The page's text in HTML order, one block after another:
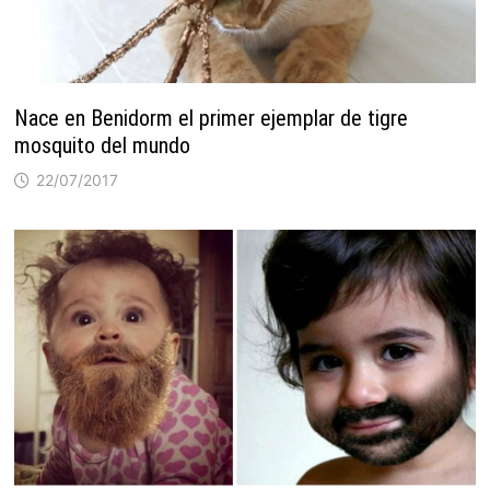
Nace en Benidorm el primer ejemplar de tigre
mosquito del mundo
22/07/2017